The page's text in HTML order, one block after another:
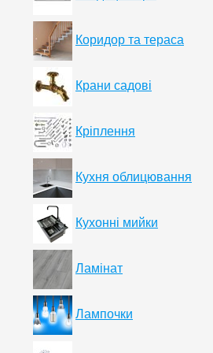
Коридор та тераса
Крани садові
Кріплення
Кухня облицювання
Кухонні мийки
Ламінат
Лампочки